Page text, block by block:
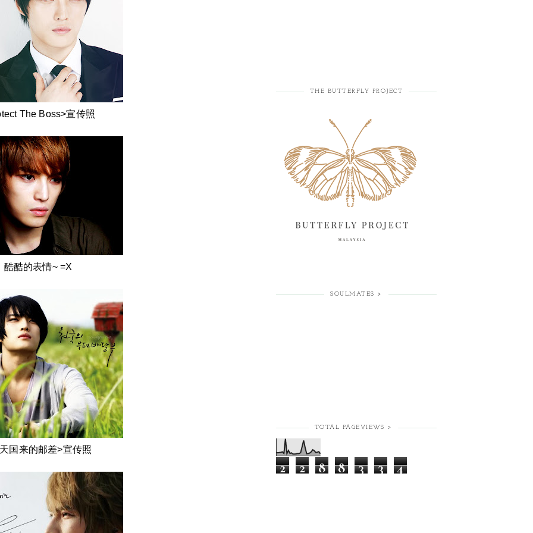
The Boss>宣传照
酷酷的表情~ =X
国来的邮差>宣传照
THE BUTTERFLY PROJECT
SOULMATES >
TOTAL PAGEVIEWS >
2 2 8 8 3 3 4